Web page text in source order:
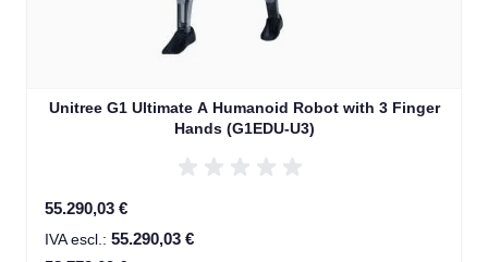
Unitree G1 Ultimate A Humanoid Robot with 3 Finger
Hands (G1EDU-U3)
Special Price
55.290,03 €
55.290,03 €